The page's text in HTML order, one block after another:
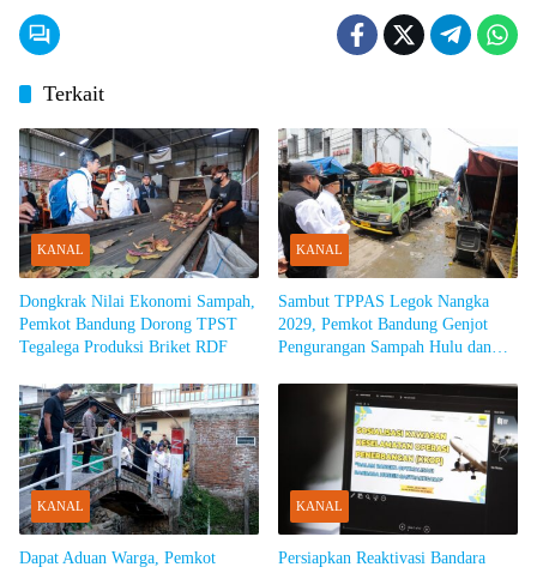
Terkait
KANAL
Dongkrak Nilai Ekonomi Sampah,
Pemkot Bandung Dorong TPST
Tegalega Produksi Briket RDF
KANAL
Sambut TPPAS Legok Nangka
2029, Pemkot Bandung Genjot
Pengurangan Sampah Hulu dan
KANAL
Dapat Aduan Warga, Pemkot
KANAL
Persiapkan Reaktivasi Bandara